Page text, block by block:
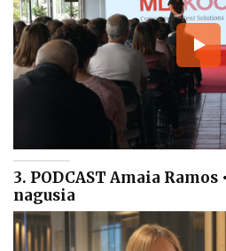
3. PODCAST Amaia
nagusia